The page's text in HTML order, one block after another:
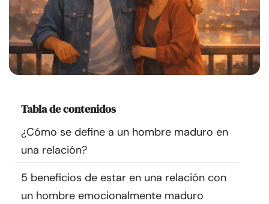
Recursos
Comunidad
Idioma
Sobre nosotros Contáctanos Escríbenos
Publicidad con
nosotros
Tabla de contenidos
¿Cómo se define a un hombre maduro en
una relación?
5 beneficios de estar en una relación con
un hombre emocionalmente maduro